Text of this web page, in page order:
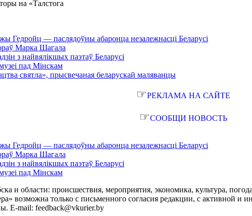
на «Талстога
Гедройц — паслядоўны абаронца незалежнасці Беларусі
Марка Шагала
з найвялікшых паэтаў Беларусі
пад Мінскам
святла», прысвечаная беларускай маляванцы
☞РЕКЛАМА НА САЙТЕ
☞СООБЩИ НОВОСТЬ
Гедройц — паслядоўны абаронца незалежнасці Беларусі
Марка Шагала
з найвялікшых паэтаў Беларусі
пад Мінскам
и области: происшествия, мероприятия, экономика, культура,
возможна только с письменного согласия редакции, с активной и
E-mail: feedback@vkurier.by